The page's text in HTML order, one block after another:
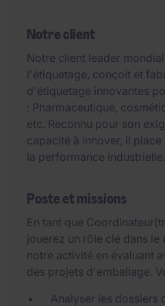
Notre client
Notre client leader
l'étiquetage, conçoit et
d'étiquetage innovantes
: Pharmaceutique,
etc. Reconnu pour son
capacité à innover, il
la performance industrielle.
Poste et missions
En tant que
jouerez un rôle clé dans le
notre activité en évaluant
des projets d'emballage.
Analyser les dossiers